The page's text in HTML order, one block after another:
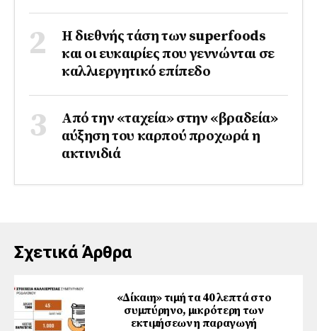
Η διεθνής τάση των superfoods
και οι ευκαιρίες που γεννώνται σε
καλλιεργητικό επίπεδο
Από την «ταχεία» στην «βραδεία»
αύξηση του καρπού προχωρά η
ακτινιδιά
Σχετικά Άρθρα
«Δίκαιη» τιμή τα 40 λεπτά στο
συμπύρηνο, μικρότερη των
εκτιμήσεων η παραγωγή